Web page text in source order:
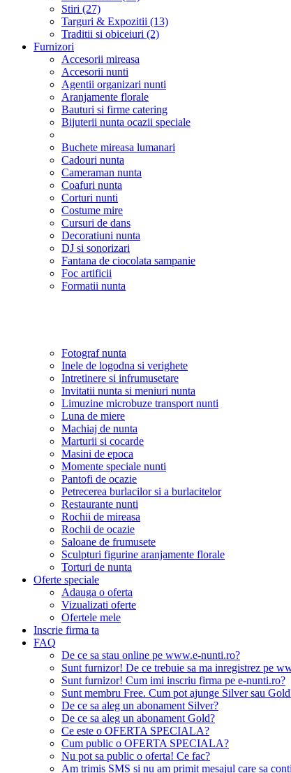
Stiri (27)
Targuri & Expozitii (13)
Traditii si obiceiuri (2)
Furnizori
Accesorii mireasa
Accesorii nunti
Agentii organizari nunti
Aranjamente florale
Bauturi si firme catering
Bijuterii nunta ocazii speciale
Buchete mireasa lumanari
Cadouri nunta
Cameraman nunta
Coafuri nunta
Corturi nunti
Costume mire
Cursuri de dans
Decoratiuni nunta
DJ si sonorizari
Fantana de ciocolata sampanie
Foc artificii
Formatii nunta
Fotograf nunta
Inele de logodna si verighete
Intretinere si infrumusetare
Invitatii nunta si meniuri nunta
Limuzine microbuze transport nunti
Luna de miere
Machiaj de nunta
Marturii si cocarde
Masini de epoca
Momente speciale nunti
Pantofi de ocazie
Petrecerea burlacilor si a burlacitelor
Restaurante nunti
Rochii de mireasa
Rochii de ocazie
Saloane de frumusete
Sculpturi figurine aranjamente florale
Torturi de nunta
Oferte speciale
Adauga o oferta
Vizualizati oferte
Ofertele mele
Inscrie firma ta
FAQ
De ce sa stau online pe www.e-nunti.ro?
Sunt furnizor! De ce trebuie sa ma inregistrez pe
Sunt furnizor! Cum imi inscriu firma pe e-nunti.ro?
Sunt membru Free. Cum pot ajunge Silver sau
De ce sa aleg un abonament Silver?
De ce sa aleg un abonament Gold?
Ce este o OFERTA SPECIALA?
Cum public o OFERTA SPECIALA?
Nu pot sa public o oferta! Ce fac?
Am trimis SMS si nu am primit mesajul care sa